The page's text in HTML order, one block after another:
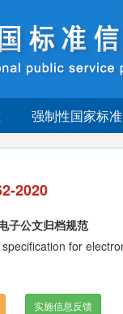
强制性国家标准
2020
子公文归档规范
for
实施信息反馈